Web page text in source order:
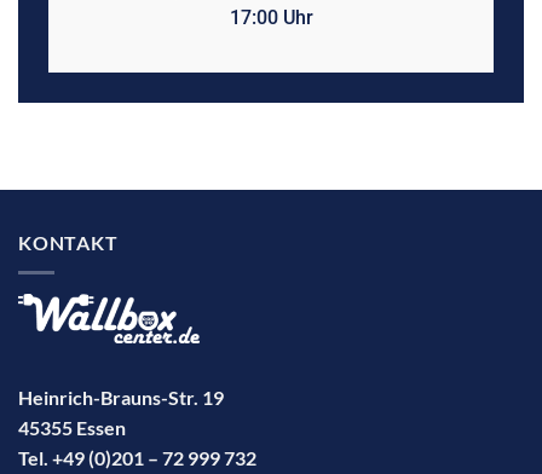
17:00 Uhr
KONTAKT
Heinrich-Brauns-Str. 19
45355 Essen
Tel. +49 (0)201 – 72 999 732